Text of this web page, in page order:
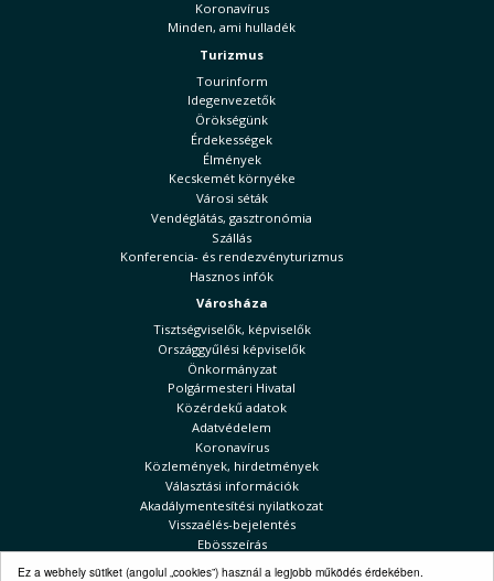
Ez a webhely sütiket (angolul „cookies”) használ a legjobb működés érdekében.
Koronavírus
Minden, ami hulladék
Turizmus
Tourinform
Idegenvezetők
Örökségünk
Érdekességek
Élmények
Kecskemét környéke
Városi séták
Vendéglátás, gasztronómia
Szállás
Konferencia- és rendezvényturizmus
Hasznos infók
Városháza
Tisztségviselők, képviselők
Országgyűlési képviselők
Önkormányzat
Polgármesteri Hivatal
Közérdekű adatok
Adatvédelem
Koronavírus
Közlemények, hirdetmények
Választási információk
Akadálymentesítési nyilatkozat
Visszaélés-bejelentés
Ebösszeírás
Kecskeméti Hírek